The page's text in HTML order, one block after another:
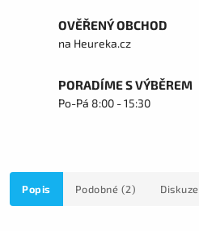
OVĚŘENÝ OBCHOD
na Heureka.cz
PORADÍME S VÝBĚREM
Po-Pá 8:00 - 15:30
Popis Podobné (2) Diskuze